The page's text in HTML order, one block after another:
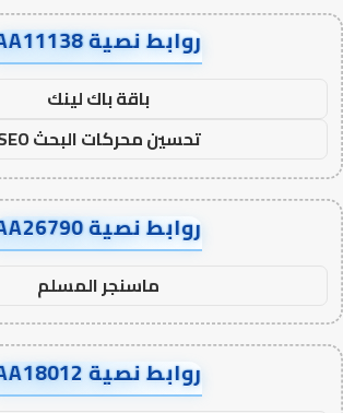
روابط نصية AA11138
باقة باك لينك
تحسين محركات البحث SEO
روابط نصية AA26790
ماسنجر المسلم
روابط نصية AA18012